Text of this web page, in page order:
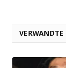
VERWANDTE